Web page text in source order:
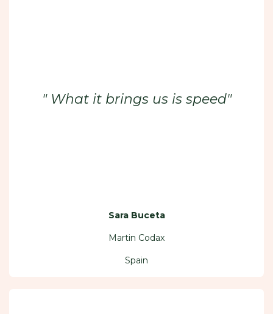
" What it brings us is speed"
Sara Buceta
Martin Codax
Spain